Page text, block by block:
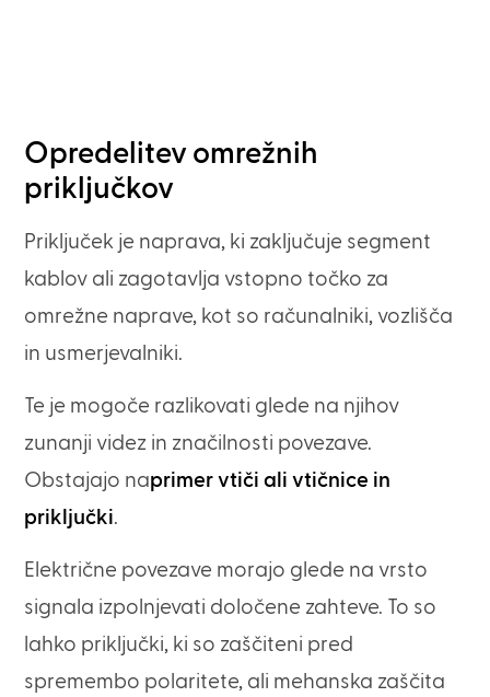
Opredelitev omrežnih
priključkov
Priključek je naprava, ki zaključuje segment
kablov ali zagotavlja vstopno točko za
omrežne naprave, kot so računalniki, vozlišča
in usmerjevalniki.
Te je mogoče razlikovati glede na njihov
zunanji videz in značilnosti povezave.
Obstajajo naprimer vtiči ali vtičnice in
priključki.
Električne povezave morajo glede na vrsto
signala izpolnjevati določene zahteve. To so
lahko priključki, ki so zaščiteni pred
spremembo polaritete, ali mehanska zaščita